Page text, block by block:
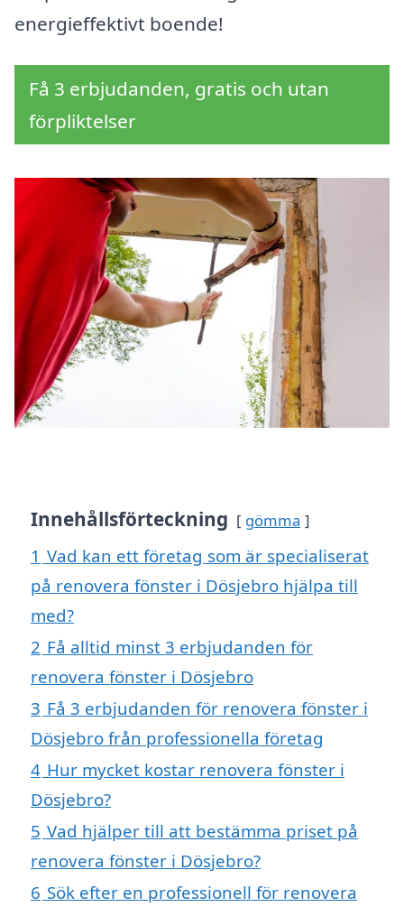
energieffektivt boende!
Få 3 erbjudanden, gratis och utan
förpliktelser
Innehållsförteckning gömma
1 Vad kan ett företag som är specialiserat
på renovera fönster i Dösjebro hjälpa till
med?
2 Få alltid minst 3 erbjudanden för
renovera fönster i Dösjebro
3 Få 3 erbjudanden för renovera fönster i
Dösjebro från professionella företag
4 Hur mycket kostar renovera fönster i
Dösjebro?
5 Vad hjälper till att bestämma priset på
renovera fönster i Dösjebro?
6 Sök efter en professionell för renovera